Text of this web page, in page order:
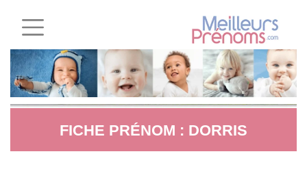
FICHE PRÉNOM : DORRIS